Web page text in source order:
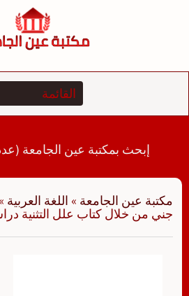
إبحث بمكتبة عين الجامعة (عدد
مكتبة عين الجامعة » اللغة العربية »
جني من خلال كتاب علل التثنية